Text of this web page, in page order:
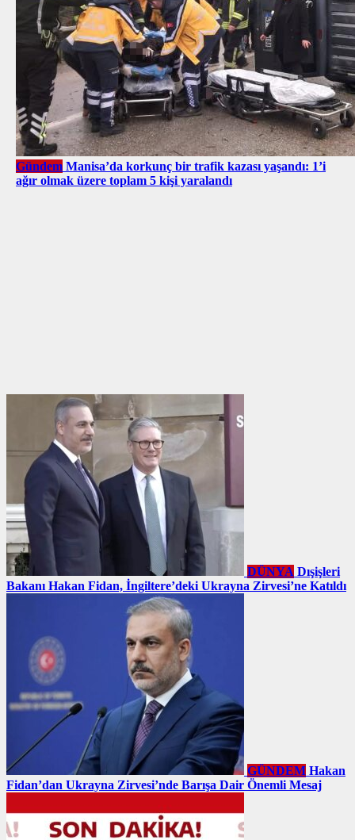
Gündem Manisa’da korkunç bir trafik kazası yaşandı: 1’i
ağır olmak üzere toplam 5 kişi yaralandı
DÜNYA Dışişleri
Bakanı Hakan Fidan, İngiltere’deki Ukrayna Zirvesi’ne Katıldı
GÜNDEM Hakan
Fidan’dan Ukrayna Zirvesi’nde Barışa Dair Önemli Mesaj